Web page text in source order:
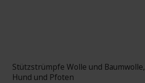
Stützstrümpfe Wolle und
Hund und Pfoten